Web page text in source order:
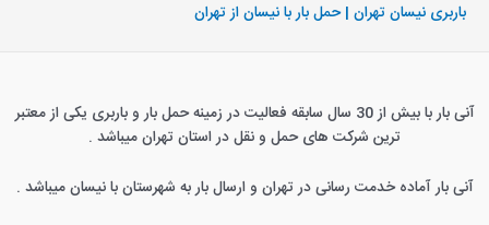
باربری نیسان تهران | حمل بار با نیسان از تهران
آنی بار با بیش از 30 سال سابقه فعالیت در زمینه حمل بار و باربری یکی از معتبر
ترین شرکت های حمل و نقل در استان تهران میباشد .
آنی بار آماده خدمت رسانی در تهران و ارسال بار به شهرستان با نیسان میباشد .